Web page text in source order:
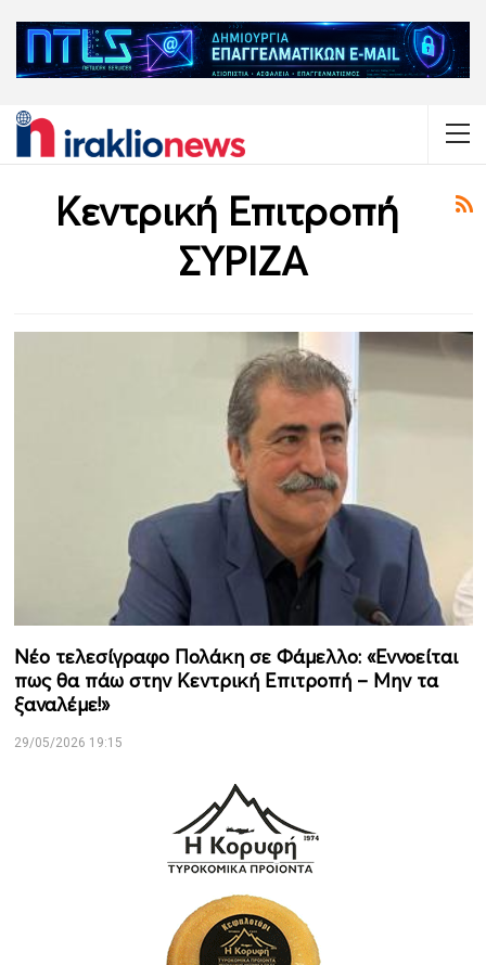
Κεντρική Επιτροπή
ΣΥΡΙΖΑ
Νέο τελεσίγραφο Πολάκη σε Φάμελλο: «Εννοείται
πως θα πάω στην Κεντρική Επιτροπή – Μην τα
ξαναλέμε!»
29/05/2026 19:15